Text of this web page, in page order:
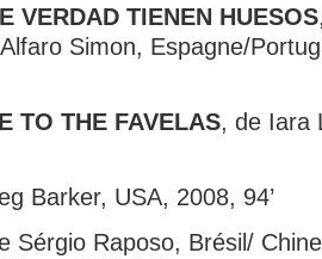
VERDAD TIENEN HUESOS
Simon, Espagne/
TO THE FAVELAS, de Iara
Barker, USA, 2008, 94’
Sérgio Raposo, Brésil/